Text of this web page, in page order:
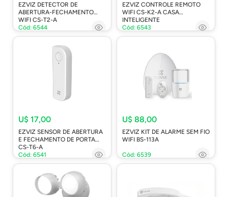
EZVIZ DETECTOR DE
ABERTURA-FECHAMENTO
WIFI CS-T2-A
Cód: 6544
EZVIZ CONTROLE REMOTO
WIFI CS-K2-A CASA
INTELIGENTE
Cód: 6543
U$ 17,00
EZVIZ SENSOR DE ABERTURA
E FECHAMENTO DE PORTA
CS-T6-A
Cód: 6541
U$ 88,00
EZVIZ KIT DE ALARME SEM FIO
WIFI BS-113A
Cód: 6539